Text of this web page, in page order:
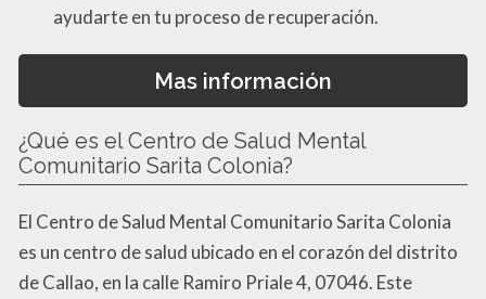
ayudarte en tu proceso de recuperación.
Mas información
¿Qué es el Centro de Salud Mental
Comunitario Sarita Colonia?
El Centro de Salud Mental Comunitario Sarita Colonia
es un centro de salud ubicado en el corazón del distrito
de Callao, en la calle Ramiro Priale 4, 07046. Este